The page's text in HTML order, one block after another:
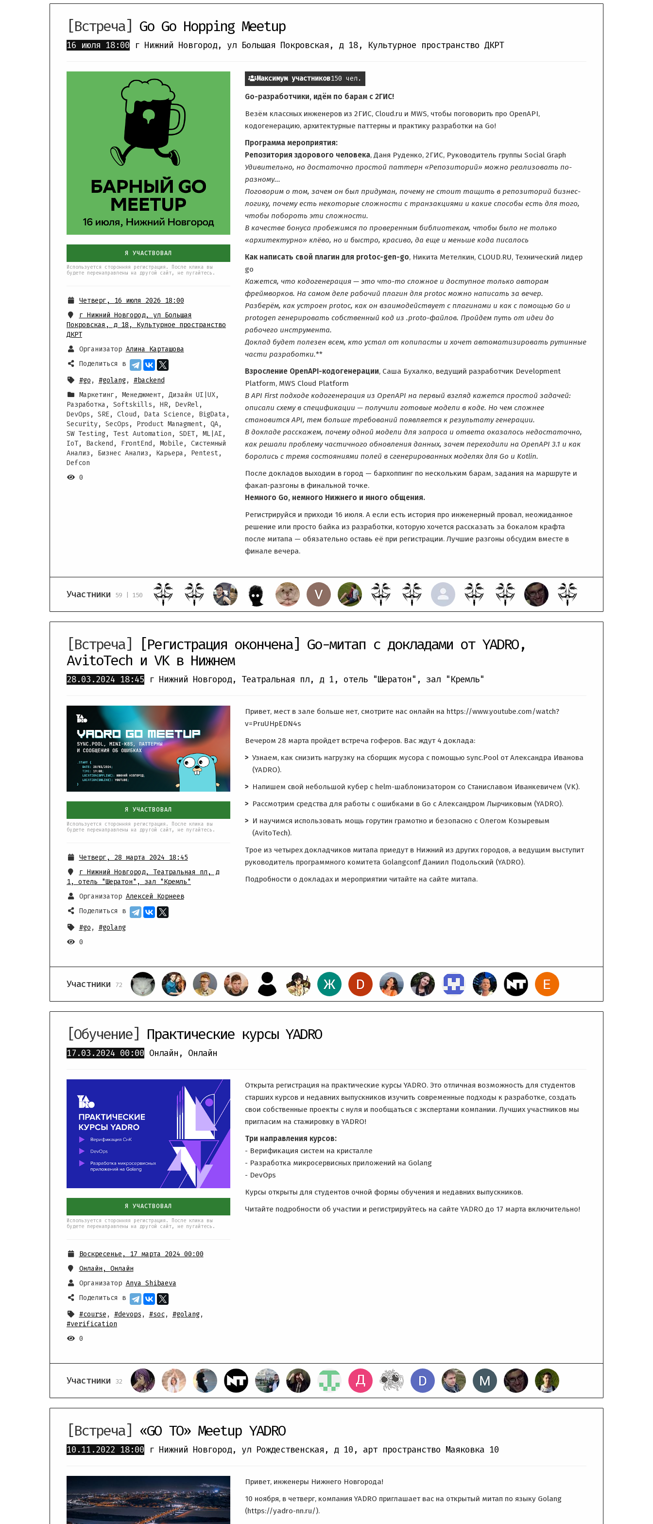
[Встреча] Go Go Hopping Meetup
16 июля 18:00 г Нижний Новгород, ул Большая Покровская, д 18, Культурное пространство ДКРТ
Я УЧАСТВОВАЛ
Используется сторонняя регистрация. После клика вы
будете перенаправлены на другой сайт, не пугайтесь.
Четверг, 16 июля 2026 18:00
г Нижний Новгород, ул Большая
Покровская, д 18 , Культурное пространство
ДКРТ
Организатор Алина Карташова
Поделиться в
#go , #golang, #backend
Маркетинг, Менеджмент, Дизайн UI|UX,
Разработка, Softskills, HR, DevRel,
DevOps, SRE, Cloud, Data Science, BigData,
Security, SecOps, Product Managment, QA,
SW Testing, Test Automation, SDET, ML|AI,
IoT, Backend, FrontEnd, Mobile, Системный
Анализ, Бизнес Анализ, Карьера, Pentest,
Defcon
0
Максимум участников150 чел.
Go-разработчики, идём по барам с 2ГИС!
Везём классных инженеров из 2ГИС, Cloud.ru и MWS, чтобы поговорить про OpenAPI,
кодогенерацию, архитектурные паттерны и практику разработки на Go!
Программа мероприятия:
Репозитория здорового человека, Даня Руденко, 2ГИС, Руководитель группы Social Graph
Удивительно, но достаточно простой паттерн «Репозиторий» можно реализовать по-
разному...
Поговорим о том, зачем он был придуман, почему не стоит тащить в репозиторий бизнес-
логику, почему есть некоторые сложности с транзакциями и какие способы есть для того,
чтобы побороть эти сложности.
В качестве бонуса пробежимся по проверенным библиотекам, чтобы было не только
«архитектурно» клёво, но и быстро, красиво, да еще и меньше кода писалось
Как написать свой плагин для protoc-gen-go, Никита Метелкин, CLOUD.RU, Технический лидер
go
Кажется, что кодогенерация — это что-то сложное и доступное только авторам
фреймворков. На самом деле рабочий плагин для protoc можно написать за вечер.
Разберём, как устроен protoc, как он взаимодействует с плагинами и как с помощью Go и
protogen генерировать собственный код из .proto-файлов. Пройдем путь от идеи до
рабочего инструмента.
Доклад будет полезен всем, кто устал от копипасты и хочет автоматизировать рутинные
части разработки.**
Взросление OpenAPI-кодогенерации, Саша Бухалко, ведущий разработчик Development
Platform, MWS Cloud Platform
В API First подходе кодогенерация из OpenAPI на первый взгляд кажется простой задачей:
описали схему в спецификации — получили готовые модели в коде. Но чем сложнее
становится API, тем больше требований появляется к результату генерации.
В докладе расскажем, почему одной модели для запроса и ответа оказалось недостаточно,
как решали проблему частичного обновления данных, зачем переходили на OpenAPI 3.1 и как
боролись с тремя состояниями полей в сгенерированных моделях для Go и Kotlin.
После докладов выходим в город — бархоппинг по нескольким барам, задания на маршруте и
факап-разгоны в финальной точке.
Немного Go, немного Нижнего и много общения.
Регистрируйся и приходи 16 июля. А если есть история про инженерный провал, неожиданное
решение или просто байка из разработки, которую хочется рассказать за бокалом крафта
после митапа — обязательно оставь её при регистрации. Лучшие разгоны обсудим вместе в
финале вечера.
Участники 59 | 150
[Встреча]
[Регистрация окончена] Go-митап с докладами от YADRO,
AvitoTech и VK в Нижнем
28.03.2024 18:45 г Нижний Новгород, Театральная пл, д 1 , отель "Шератон", зал "Кремль"
Я УЧАСТВОВАЛ
Используется сторонняя регистрация. После клика вы
будете перенаправлены на другой сайт, не пугайтесь.
Четверг, 28 марта 2024 18:45
г Нижний Новгород, Театральная пл, д
1, отель "Шератон", зал "Кремль"
Организатор Алексей Корнеев
Поделиться в
#go , #golang
0
Привет, мест в зале больше нет, смотрите нас онлайн на https://www.youtube.com/watch?
v=PruUHpEDN4s
Вечером 28 марта пройдет встреча гоферов. Вас ждут 4 доклада:
Узнаем, как снизить нагрузку на сборщик мусора с помощью sync.Pool от Александра Иванова
(YADRO).
Напишем свой небольшой кубер с helm-шаблонизатором со Станиславом Иванкевичем (VK).
Рассмотрим средства для работы с ошибками в Go с Александром Лырчиковым (YADRO).
И научимся использовать мощь горутин грамотно и безопасно с Олегом Козыревым
(AvitoTech).
Трое из четырех докладчиков митапа приедут в Нижний из других городов, а ведущим выступит
руководитель программного комитета Golangconf Даниил Подольский (YADRO).
Подробности о докладах и мероприятии читайте на сайте митапа.
Участники 72
[Обучение] Практические курсы YADRO
17.03.2024 00:00 Онлайн , Онлайн
Я УЧАСТВОВАЛ
Используется сторонняя регистрация. После клика вы
будете перенаправлены на другой сайт, не пугайтесь.
Воскресенье, 17 марта 2024 00:00
Онлайн , Онлайн
Организатор Anya Shibaeva
Поделиться в
#course , #devops , #soc, #golang,
#verification
0
Открыта регистрация на практические курсы YADRO. Это отличная возможность для студентов
старших курсов и недавних выпускников изучить современные подходы к разработке, создать
свои собственные проекты с нуля и пообщаться с экспертами компании. Лучших участников мы
пригласим на стажировку в YADRO!
Три направления курсов:
- Верификация систем на кристалле
- Разработка микросервисных приложений на Golang
- DevOps
Курсы открыты для студентов очной формы обучения и недавних выпускников.
Читайте подробности об участии и регистрируйтесь на сайте YADRO до 17 марта включительно!
Участники 32
[Встреча] «GO TO» Meetup YADRO
10.11.2022 18:00 г Нижний Новгород, ул Рождественская, д 10 , арт пространство Маяковка 10
Привет, инженеры Нижнего Новгорода!
10 ноября, в четверг, компания YADRO приглашает вас на открытый митап по языку Golang
(https://yadro-nn.ru/).